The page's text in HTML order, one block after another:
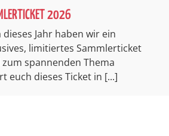
2026
dieses Jahr haben wir ein
limitiertes Sammlerticket
spannenden Thema
euch dieses Ticket in [...]